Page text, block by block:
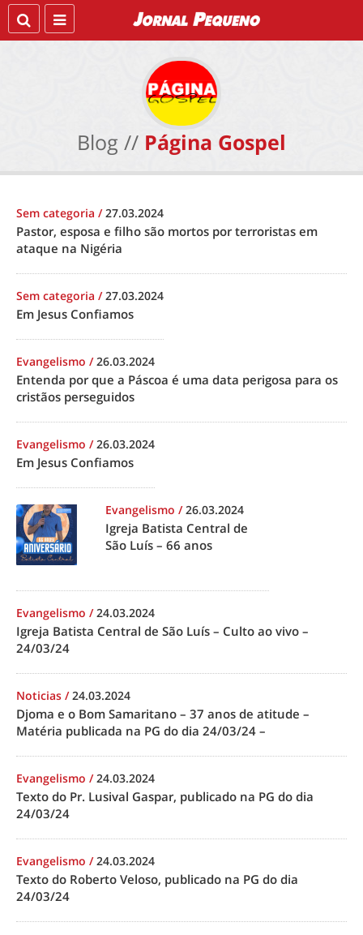
Blog // Página Gospel
Sem categoria /27.03.2024
Pastor, esposa e filho são mortos por terroristas em
ataque na Nigéria
Sem categoria /27.03.2024
Em Jesus Confiamos
Evangelismo /26.03.2024
Entenda por que a Páscoa é uma data perigosa para os
cristãos perseguidos
Evangelismo /26.03.2024
Em Jesus Confiamos
Evangelismo /26.03.2024
Igreja Batista Central de
São Luís – 66 anos
Evangelismo /24.03.2024
Igreja Batista Central de São Luís – Culto ao vivo –
24/03/24
Noticias /24.03.2024
Djoma e o Bom Samaritano – 37 anos de atitude –
Matéria publicada na PG do dia 24/03/24 –
Evangelismo /24.03.2024
Texto do Pr. Lusival Gaspar, publicado na PG do dia
24/03/24
Evangelismo /24.03.2024
Texto do Roberto Veloso, publicado na PG do dia
24/03/24